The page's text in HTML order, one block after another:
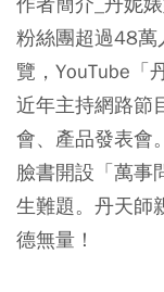
粉絲團超過48
覽，YouTube「
近年主持網路節
會、產品發表會。
臉書開設「萬事
生難題。丹天師
德無量！